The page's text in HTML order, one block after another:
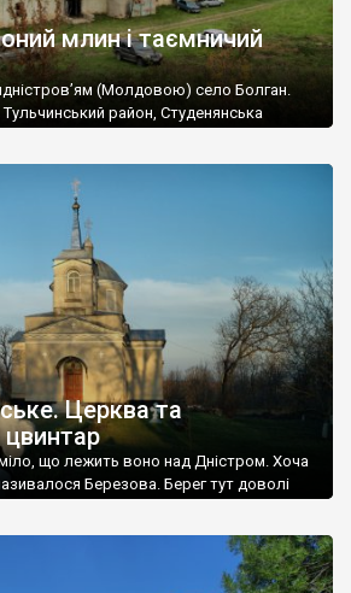
млин і таємничий
(Молдовою) село Болган.
Тульчинський район, Студенянська
із кам’яними хрестами. Всі епітафії, які
кирилицею, церковнослов’янською
ознаками – цвинтар
19 століттям. У 1924-1940
Церква та
що лежить воно над Дністром. Хоча
Березова. Берег тут доволі
від більшості навколишніх
Михайлівська церква. Точної дати […]